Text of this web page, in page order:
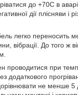
до +70С в
дії плісняви і
легко переносить
вібрації. До того ж
проводитися при
додаткового
не менше 5